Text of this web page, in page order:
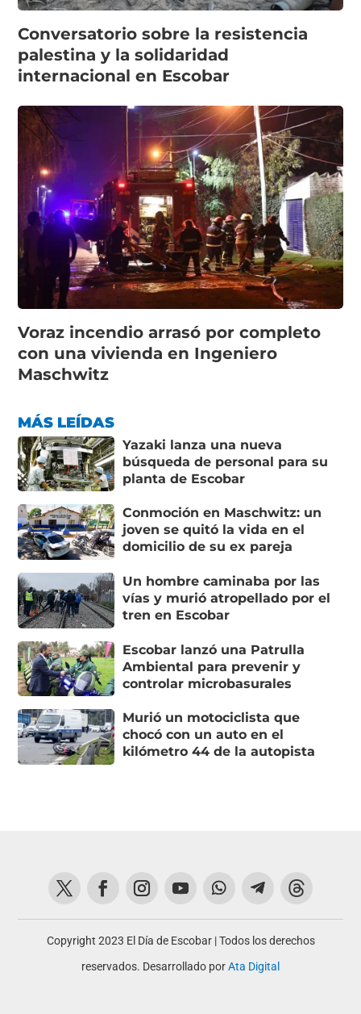
Conversatorio sobre la resistencia
palestina y la solidaridad
internacional en Escobar
Voraz incendio arrasó por completo
con una vivienda en Ingeniero
Maschwitz
MÁS LEÍDAS
Yazaki lanza una nueva
búsqueda de personal para su
planta de Escobar
Conmoción en Maschwitz: un
joven se quitó la vida en el
domicilio de su ex pareja
Un hombre caminaba por las
vías y murió atropellado por el
tren en Escobar
Escobar lanzó una Patrulla
Ambiental para prevenir y
controlar microbasurales
Murió un motociclista que
chocó con un auto en el
kilómetro 44 de la autopista
Copyright 2023 El Día de Escobar | Todos los derechos
reservados. Desarrollado porAta Digital